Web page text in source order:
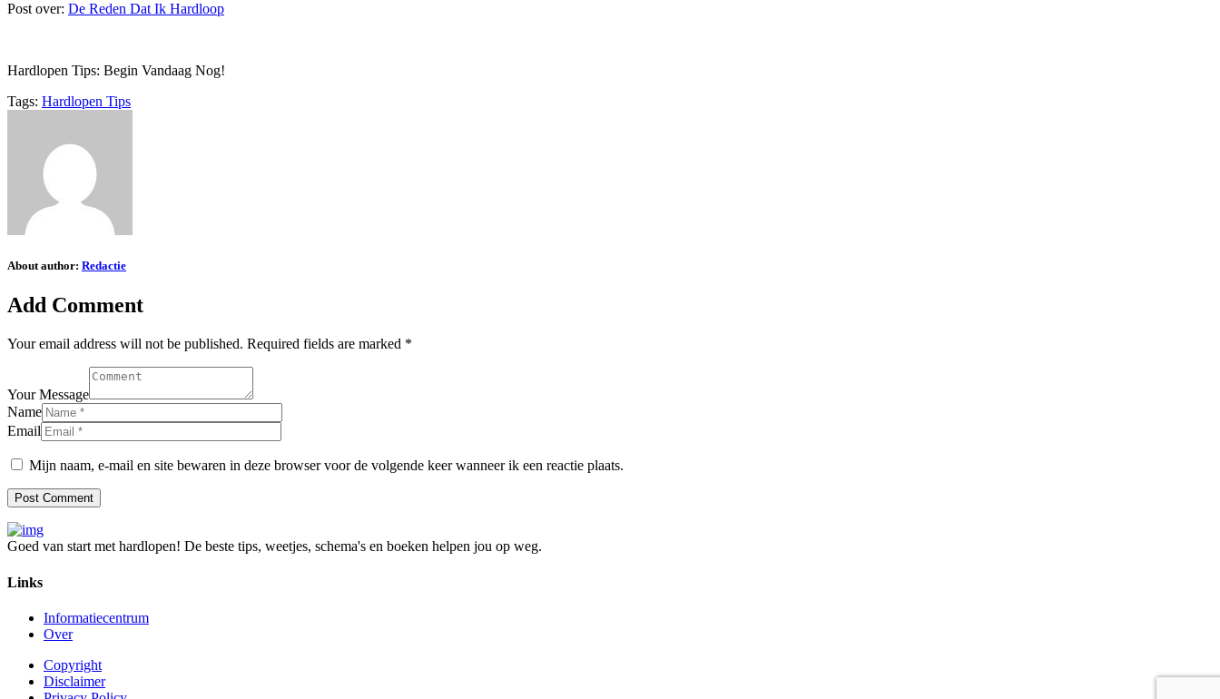
Post over: De Reden Dat Ik Hardloop
Hardlopen Tips: Begin Vandaag Nog!
Tags: Hardlopen Tips
About author: Redactie
Add Comment
Your email address will not be published. Required fields are marked *
Your Message
Name
Email
Mijn naam, e-mail en site bewaren in deze browser voor de volgende keer wanneer ik een reactie plaats.
Goed van start met hardlopen! De beste tips, weetjes, schema's en boeken helpen jou op weg.
Links
Informatiecentrum
Over
Copyright
Disclaimer